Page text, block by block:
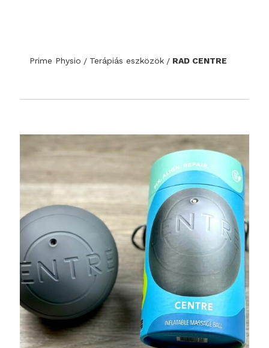
Prime Physio Terápiás eszközök RAD CENTRE